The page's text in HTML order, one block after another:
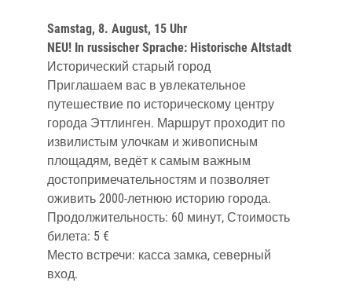
Samstag, 8. August, 15 Uhr
NEU! In russischer Sprache: Historische Altstadt
Исторический старый город
Приглашаем вас в увлекательное
путешествие по историческому центру
города Эттлинген. Маршрут проходит по
извилистым улочкам и живописным
площадям, ведёт к самым важным
достопримечательностям и позволяет
оживить 2000-летнюю историю города.
Продолжительность: 60 минут, Стоимость
билета: 5 €
Место встречи: касса замка, северный
вход.